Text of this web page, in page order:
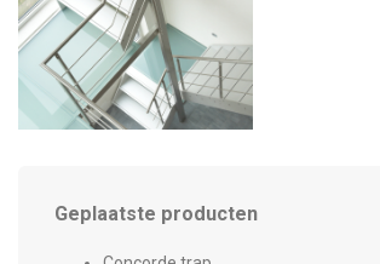
Geplaatste producten